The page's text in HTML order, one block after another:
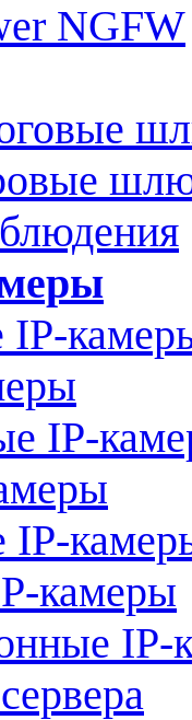
NGFW
IP-
IP-
IP-
камеры
IP-